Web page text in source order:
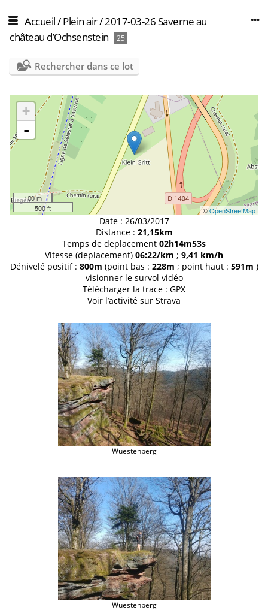
Accueil/Plein air/2017-03-26 Saverne au
château d’Ochsenstein
25
Rechercher dans ce lot
+
-
100 m
500 ft
©OpenStreetMap
Date : 26/03/2017
Distance : 21,15km
Temps de deplacement 02h14m53s
Vitesse (deplacement) 06:22/km ; 9,41 km/h
Dénivelé positif : 800m (point bas : 228m ; point haut : 591m )
visionner le survol vidéo
Télécharger la trace : GPX
Voir l’activité sur Strava
Wuestenberg
Wuestenberg